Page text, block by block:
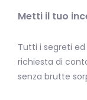
Metti il tuo
Tutti i segreti
richiesta di
senza brutte